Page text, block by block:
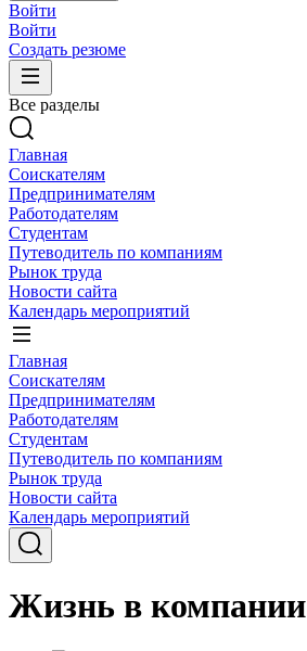
Войти
Войти
Создать резюме
Все разделы
Главная
Соискателям
Предпринимателям
Работодателям
Студентам
Путеводитель по компаниям
Рынок труда
Новости сайта
Календарь мероприятий
Главная
Соискателям
Предпринимателям
Работодателям
Студентам
Путеводитель по компаниям
Рынок труда
Новости сайта
Календарь мероприятий
Жизнь в компании